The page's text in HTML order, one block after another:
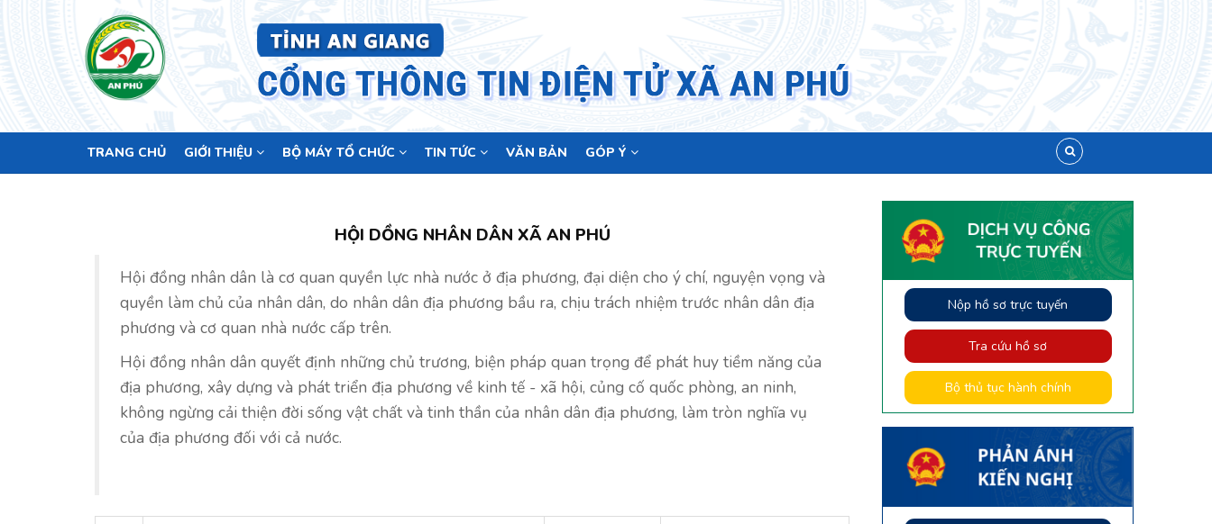
Main
navigation
TRANG CHỦ GIỚI THIỆU BỘ MÁY TỔ CHỨC TIN TỨC VĂN BẢN GÓP Ý
HỘI DỒNG NHÂN DÂN XÃ AN PHÚ
Hội đồng nhân dân là cơ quan quyền lực nhà nước ở địa phương, đại diện cho ý chí, nguyện vọng và
quyền làm chủ của nhân dân, do nhân dân địa phương bầu ra, chịu trách nhiệm trước nhân dân địa
phương và cơ quan nhà nước cấp trên.
Hội đồng nhân dân quyết định những chủ trương, biện pháp quan trọng để phát huy tiềm năng của
địa phương, xây dựng và phát triển địa phương về kinh tế - xã hội, củng cố quốc phòng, an ninh,
không ngừng cải thiện đời sống vật chất và tinh thần của nhân dân địa phương, làm tròn nghĩa vụ
của địa phương đối với cả nước.
Nộp hồ sơ trực tuyến
Tra cứu hồ sơ
Bộ thủ tục hành chính